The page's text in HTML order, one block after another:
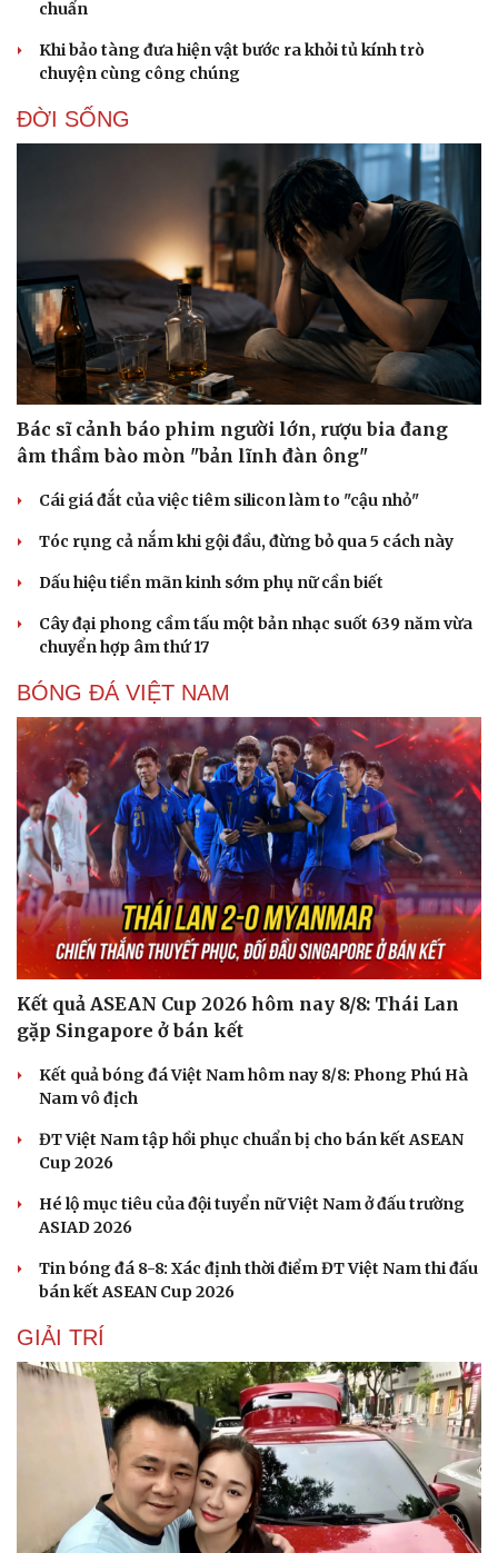
Sức khỏe
Cây thuốc
Sản phụ khoa
Nam khoa
Làm đẹp - giảm cân
Ăn sạch sống khỏe
Đời sống
Blog
chuẩn
Khi bảo tàng đưa hiện vật bước ra khỏi tủ kính trò
chuyện cùng công chúng
ĐỜI SỐNG
Bác sĩ cảnh báo phim người lớn, rượu bia đang
âm thầm bào mòn "bản lĩnh đàn ông"
Cái giá đắt của việc tiêm silicon làm to "cậu nhỏ"
Tóc rụng cả nắm khi gội đầu, đừng bỏ qua 5 cách này
Dấu hiệu tiền mãn kinh sớm phụ nữ cần biết
Cây đại phong cầm tấu một bản nhạc suốt 639 năm vừa
chuyển hợp âm thứ 17
BÓNG ĐÁ VIỆT NAM
Kết quả ASEAN Cup 2026 hôm nay 8/8: Thái Lan
gặp Singapore ở bán kết
Kết quả bóng đá Việt Nam hôm nay 8/8: Phong Phú Hà
Nam vô địch
ĐT Việt Nam tập hồi phục chuẩn bị cho bán kết ASEAN
Cup 2026
Hé lộ mục tiêu của đội tuyển nữ Việt Nam ở đấu trường
ASIAD 2026
Tin bóng đá 8-8: Xác định thời điểm ĐT Việt Nam thi đấu
bán kết ASEAN Cup 2026
GIẢI TRÍ